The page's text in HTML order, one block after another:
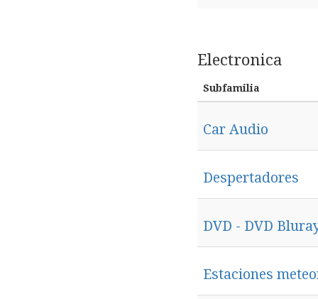
Electronica
Subfamilia
Car Audio
Despertadores
DVD - DVD
Estaciones